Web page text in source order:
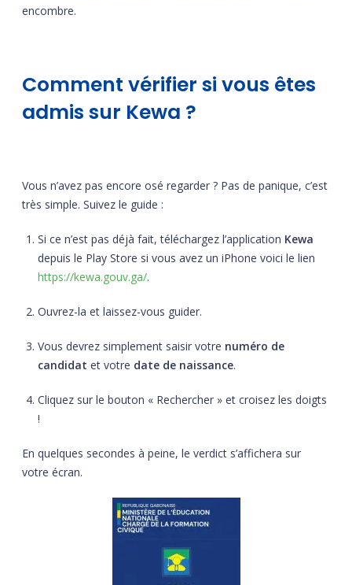
encombre.
Comment vérifier si vous êtes
admis sur Kewa ?
Vous n’avez pas encore osé regarder ? Pas de panique, c’est
très simple. Suivez le guide :
Si ce n’est pas déjà fait, téléchargez l’application Kewa
depuis le Play Store si vous avez un iPhone voici le lien
https://kewa.gouv.ga/.
Ouvrez-la et laissez-vous guider.
Vous devrez simplement saisir votre numéro de
candidat et votre date de naissance.
Cliquez sur le bouton « Rechercher » et croisez les doigts
!
En quelques secondes à peine, le verdict s’affichera sur
votre écran.